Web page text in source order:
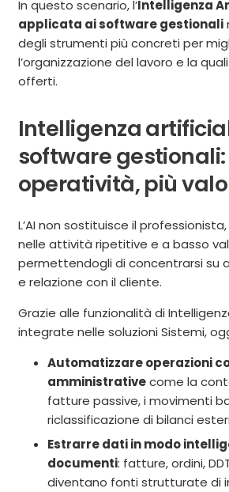
In questo scenario, l’Intelligenza
applicata ai software gestionali
degli strumenti più concreti per
l’organizzazione del lavoro e la
offerti.
Intelligenza
software
operatività, più
L’AI non sostituisce il
nelle attività ripetitive e a basso
permettendogli di concentrarsi su
e relazione con il cliente.
Grazie alle funzionalità di
integrate nelle soluzioni Sistemi,
Automatizzare operazioni
amministrativecome la
fatture passive, i movimenti
riclassificazione di bilanci
Estrarre dati in modo
documenti: fatture, ordini,
diventano fonti strutturate di